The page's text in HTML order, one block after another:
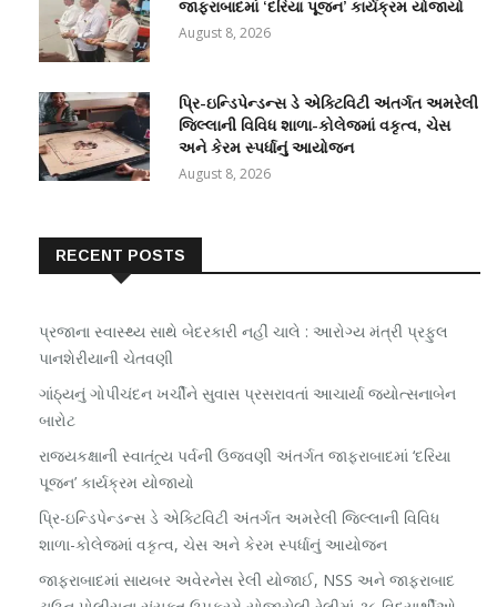
જાફરાબાદમાં ‘દરિયા પૂજન’ કાર્યક્રમ યોજાયો
August 8, 2026
પ્રિ-ઇન્ડિપેન્ડન્સ ડે એક્ટિવિટી અંતર્ગત અમરેલી
જિલ્લાની વિવિધ શાળા-કોલેજમાં વકૃત્વ, ચેસ
અને કેરમ સ્પર્ધાનું આયોજન
August 8, 2026
RECENT POSTS
પ્રજાના સ્વાસ્થ્ય સાથે બેદરકારી નહીં ચાલે : આરોગ્ય મંત્રી પ્રફુલ
પાનશેરીયાની ચેતવણી
ગાંઠ્યનું ગોપીચંદન ખર્ચીને સુવાસ પ્રસરાવતાં આચાર્યા જ્યોત્સનાબેન
બારોટ
રાજ્યકક્ષાની સ્વાતંત્ર્ય પર્વની ઉજવણી અંતર્ગત જાફરાબાદમાં ‘દરિયા
પૂજન’ કાર્યક્રમ યોજાયો
પ્રિ-ઇન્ડિપેન્ડન્સ ડે એક્ટિવિટી અંતર્ગત અમરેલી જિલ્લાની વિવિધ
શાળા-કોલેજમાં વકૃત્વ, ચેસ અને કેરમ સ્પર્ધાનું આયોજન
જાફરાબાદમાં સાયબર અવેરનેસ રેલી યોજાઈ, NSS અને જાફરાબાદ